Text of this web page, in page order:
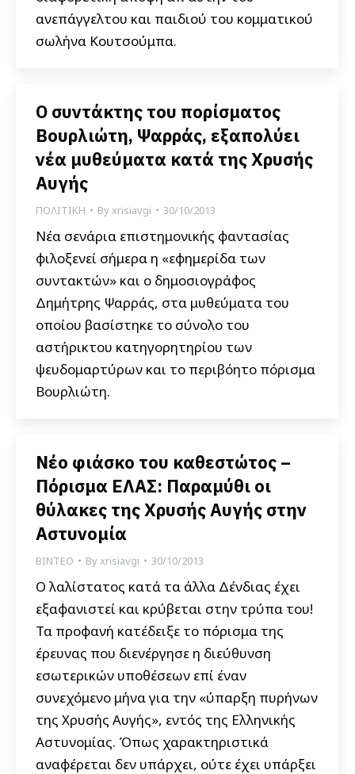
ανεπάγγελτου και παιδιού του κομματικού
σωλήνα Κουτσούμπα.
Ο συντάκτης του πορίσματος
Βουρλιώτη, Ψαρράς, εξαπολύει
νέα μυθεύματα κατά της Χρυσής
Αυγής
ΠΟΛΙΤΙΚΗ Byxrisiavgi 30/10/2013
Νέα σενάρια επιστημονικής φαντασίας
φιλοξενεί σήμερα η «εφημερίδα των
συντακτών» και ο δημοσιογράφος
Δημήτρης Ψαρράς, στα μυθεύματα του
οποίου βασίστηκε το σύνολο του
αστήρικτου κατηγορητηρίου των
ψευδομαρτύρων και το περιβόητο πόρισμα
Βουρλιώτη.
Νέο φιάσκο του καθεστώτος –
Πόρισμα ΕΛΑΣ: Παραμύθι οι
θύλακες της Χρυσής Αυγής στην
Αστυνομία
ΒΙΝΤΕΟ Byxrisiavgi 30/10/2013
Ο λαλίστατος κατά τα άλλα Δένδιας έχει
εξαφανιστεί και κρύβεται στην τρύπα του!
Τα προφανή κατέδειξε το πόρισμα της
έρευνας που διενέργησε η διεύθυνση
εσωτερικών υποθέσεων επί έναν
συνεχόμενο μήνα για την «ύπαρξη πυρήνων
της Χρυσής Αυγής», εντός της Ελληνικής
Αστυνομίας. Όπως χαρακτηριστικά
αναφέρεται δεν υπάρχει, ούτε έχει υπάρξει